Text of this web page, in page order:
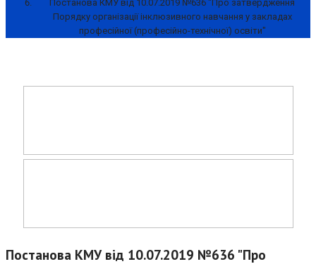
Постанова КМУ від 10.07.2019 №636 "Про затвердження
Порядку організації інклюзивного навчання у закладах
професійної (професійно-технічної) освіти"
Постанова КМУ від 10.07.2019 №636 "Про